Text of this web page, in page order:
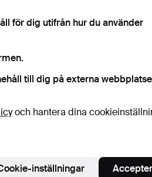
Värdering
för dig utifrån hur du använder
till dig på externa
och hantera dina
inställningar